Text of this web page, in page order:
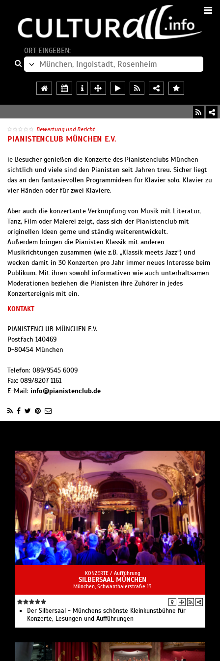
ORT EINGEBEN:
Bewertung und Bericht
PIANISTENCLUB MÜNCHEN E.V.
ie Besucher genießen die Konzerte des Pianistenclubs München
sichtlich und viele sind den Pianisten seit Jahren treu. Sicher liegt
das an den fantasievollen Programmideen für Klavier solo, Klavier zu
vier Händen oder für zwei Klaviere.
Aber auch die konzertante Verknüpfung von Musik mit Literatur,
Tanz, Film oder Malerei zeigt, dass sich der Pianistenclub mit
originellen Ideen gerne und ständig weiterentwickelt.
Außerdem bringen die Pianisten Klassik mit anderen
Musikrichtungen zusammen (wie z.B. „Klassik meets Jazz“) und
wecken damit in 30 Konzerten pro Jahr immer neues Interesse beim
Publikum. Mit ihren sowohl informativen wie auch unterhaltsamen
Moderationen beziehen die Pianisten ihre Zuhörer in jedes
Konzertereignis mit ein.
KONTAKT
PIANISTENCLUB MÜNCHEN E.V.
Postfach 140469
D-80454 München
Telefon: 089/9545 6009
Fax: 089/8207 1161
E-Mail: info@pianistenclub.de
KONZERTE / Aufführung
SILBERSAAL MÜNCHEN
München, Schwanthalerstraße 13
Der Silbersaal - Münchens schönste Kleinkunstbühne für
Konzerte, Lesungen und Aufführungen